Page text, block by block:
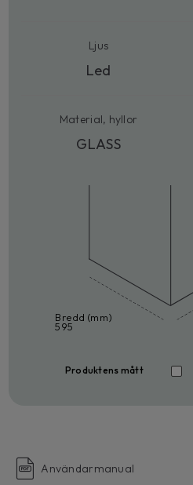
Ljus
Led
Material, hyllor
GLASS
Bredd (mm)
595
Produktens mått
Användarmanual